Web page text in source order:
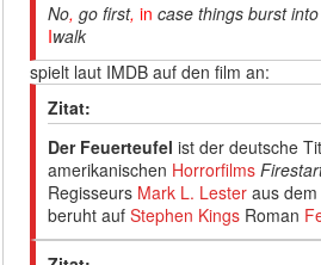
No,go first,incase things burst
Iwalk
spielt laut IMDB auf den film an:
Zitat:
Der Feuerteufel ist der deutsche
amerikanischen Horrorfilms
Regisseurs Mark L. Lester aus
beruht aufStephen Kings Roman